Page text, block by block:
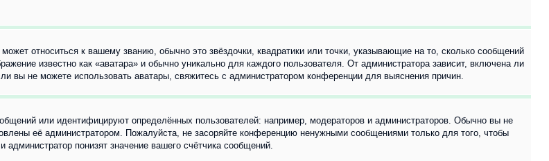
относиться к вашему званию, обычно это звёздочки, квадратики или точки, указывающие на то, сколько сообщений
известно как «аватара» и обычно уникально для каждого пользователя. От администратора зависит, включена ли
вы не можете использовать аватары, свяжитесь с администратором конференции для выяснения причин.
или идентифицируют определённых пользователей: например, модераторов и администраторов. Обычно вы не
её администратором. Пожалуйста, не засоряйте конференцию ненужными сообщениями только для того, чтобы
понизят значение вашего счётчика сообщений.